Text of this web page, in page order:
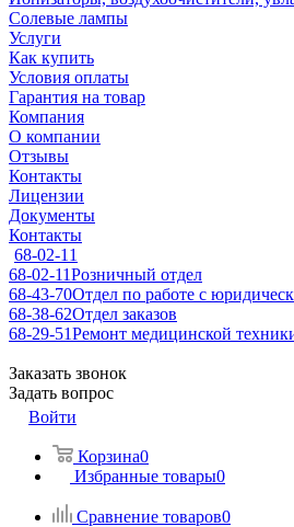
Солевые лампы
Услуги
Как купить
Условия оплаты
Гарантия на товар
Компания
О компании
Отзывы
Контакты
Лицензии
Документы
Контакты
68-02-11
68-02-11Розничный отдел
68-43-70Отдел по работе с
68-38-62Отдел заказов
68-29-51Ремонт медицинской
Заказать звонок
Задать вопрос
Войти
Корзина0
Избранные товары0
Сравнение товаров0